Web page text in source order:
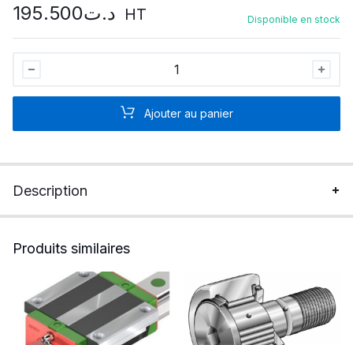
د.ت195.500 HT Disponible en stock
guidage
quantité
Ajouter au panier
Description
Produits similaires